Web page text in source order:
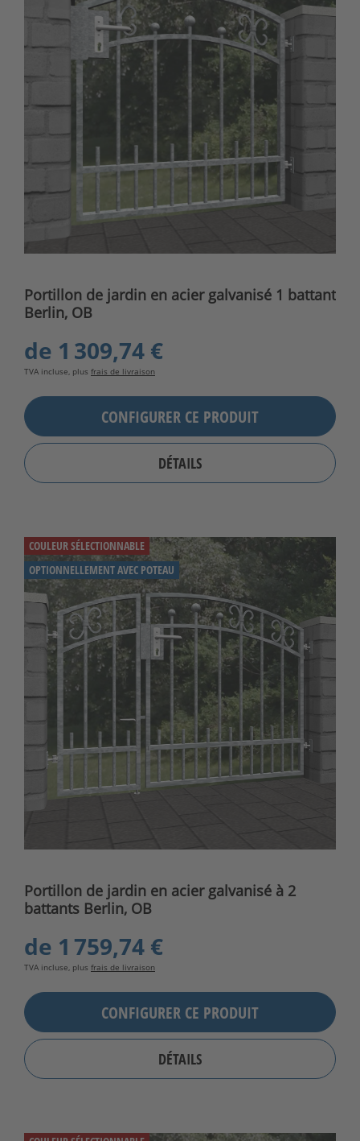
Portillon de jardin en acier galvanisé 1 battant
Berlin, OB
de 1 309,74 €
TVA incluse, plus frais de livraison
CONFIGURER CE PRODUIT
DÉTAILS
COULEUR SÉLECTIONNABLE
OPTIONNELLEMENT AVEC POTEAU
Portillon de jardin en acier galvanisé à 2
battants Berlin, OB
de 1 759,74 €
TVA incluse, plus frais de livraison
CONFIGURER CE PRODUIT
DÉTAILS